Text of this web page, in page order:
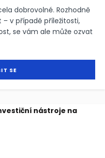
dobrovolné. Rozhodně
v případě příležitosti,
se vám ale může ozvat
nástroje na